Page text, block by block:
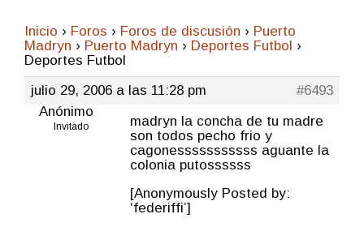
Inicio › Foros › Foros de discusión › Puerto
Madryn › Puerto Madryn › Deportes Futbol ›
Deportes Futbol
julio 29, 2006 a las 11:28 pm
#6493
Anónimo
Invitado
madryn la concha de tu madre
son todos pecho frio y
cagonesssssssssss aguante la
colonia putossssss
[Anonymously Posted by:
‘federiffi’]